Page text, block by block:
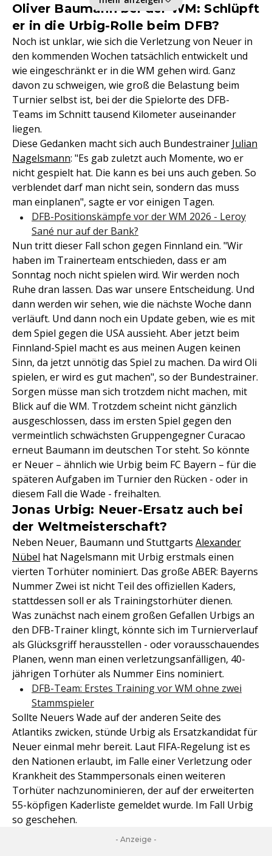
Oliver Baumann bei der WM: Schlüpft
er in die Urbig-Rolle beim DFB?
Noch ist unklar, wie sich die Verletzung von Neuer in
den kommenden Wochen tatsächlich entwickelt und
wie eingeschränkt er in die WM gehen wird. Ganz
davon zu schweigen, wie groß die Belastung beim
Turnier selbst ist, bei der die Spielorte des DFB-
Teams im Schnitt tausend Kilometer auseinander
liegen.
Diese Gedanken macht sich auch Bundestrainer Julian
Nagelsmann: "Es gab zuletzt auch Momente, wo er
nicht gespielt hat. Die kann es bei uns auch geben. So
verblendet darf man nicht sein, sondern das muss
man einplanen", sagte er vor einigen Tagen.
DFB-Positionskämpfe vor der WM 2026 - Leroy
Sané nur auf der Bank?
Nun tritt dieser Fall schon gegen Finnland ein. "Wir
haben im Trainerteam entschieden, dass er am
Sonntag noch nicht spielen wird. Wir werden noch
Ruhe dran lassen. Das war unsere Entscheidung. Und
dann werden wir sehen, wie die nächste Woche dann
verläuft. Und dann noch ein Update geben, wie es mit
dem Spiel gegen die USA aussieht. Aber jetzt beim
Finnland-Spiel macht es aus meinen Augen keinen
Sinn, da jetzt unnötig das Spiel zu machen. Da wird Oli
spielen, er wird es gut machen", so der Bundestrainer.
Sorgen müsse man sich trotzdem nicht machen, mit
Blick auf die WM. Trotzdem scheint nicht gänzlich
ausgeschlossen, dass im ersten Spiel gegen den
vermeintlich schwächsten Gruppengegner Curacao
erneut Baumann im deutschen Tor steht. So könnte
er Neuer – ähnlich wie Urbig beim FC Bayern – für die
späteren Aufgaben im Turnier den Rücken - oder in
diesem Fall die Wade - freihalten.
Jonas Urbig: Neuer-Ersatz auch bei
der Weltmeisterschaft?
Neben Neuer, Baumann und Stuttgarts Alexander
Nübel hat Nagelsmann mit Urbig erstmals einen
vierten Torhüter nominiert. Das große ABER: Bayerns
Nummer Zwei ist nicht Teil des offiziellen Kaders,
stattdessen soll er als Trainingstorhüter dienen.
Was zunächst nach einem großen Gefallen Urbigs an
den DFB-Trainer klingt, könnte sich im Turnierverlauf
als Glücksgriff herausstellen - oder vorausschauendes
Planen, wenn man einen verletzungsanfälligen, 40-
jährigen Torhüter als Nummer Eins nominiert.
DFB-Team: Erstes Training vor WM ohne zwei
Stammspieler
Sollte Neuers Wade auf der anderen Seite des
Atlantiks zwicken, stünde Urbig als Ersatzkandidat für
Neuer einmal mehr bereit. Laut FIFA-Regelung ist es
den Nationen erlaubt, im Falle einer Verletzung oder
Krankheit des Stammpersonals einen weiteren
Torhüter nachzunominieren, der auf der erweiterten
55-köpfigen Kaderliste gemeldet wurde. Im Fall Urbig
so geschehen.
- Anzeige -